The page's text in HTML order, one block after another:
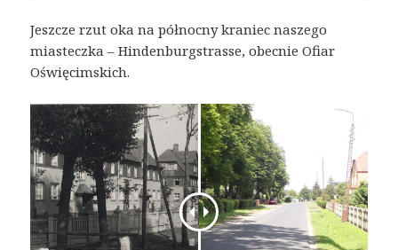
Jeszcze rzut oka na północny kraniec naszego
miasteczka – Hindenburgstrasse, obecnie Ofiar
Oświęcimskich.